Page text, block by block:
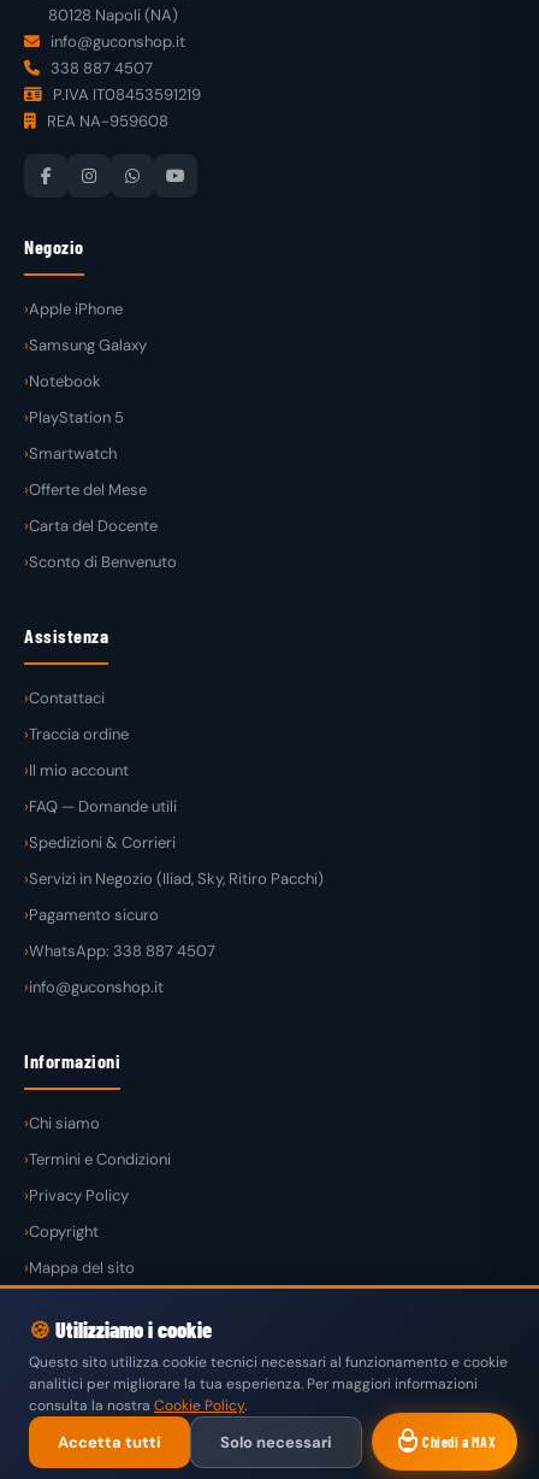
80128 Napoli (NA)
info@guconshop.it
338 887 4507
P.IVA IT08453591219
REA NA-959608
Negozio
Apple iPhone
Samsung Galaxy
Notebook
PlayStation 5
Smartwatch
Offerte del Mese
Carta del Docente
Sconto di Benvenuto
Assistenza
Contattaci
Traccia ordine
Il mio account
FAQ — Domande utili
Spedizioni & Corrieri
Servizi in Negozio (Iliad, Sky, Ritiro Pacchi)
Pagamento sicuro
WhatsApp: 338 887 4507
info@guconshop.it
Informazioni
Chi siamo
Termini e Condizioni
Privacy Policy
Copyright
Mappa del sito
© 2026 GuconShopdi Guglielmo Conte — Tutti i diritti riservati.
VISA MASTERCARD PAYPAL KLARNA SATISPAY
BONIFICO
Chiedi a MAX
🍪 Utilizziamo i cookie
Questo sito utilizza cookie tecnici necessari al funzionamento e cookie
analitici per migliorare la tua esperienza. Per maggiori informazioni
consulta la nostra Cookie Policy.
Accetta tutti Solo necessari